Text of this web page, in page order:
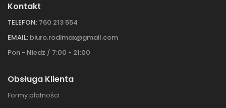
Kontakt
TELEFON: 760 213 554
EMAIL: biuro.rodimax@gmail.com
Pon - Niedz / 7:00 - 21:00
Obsługa Klienta
Formy płatności